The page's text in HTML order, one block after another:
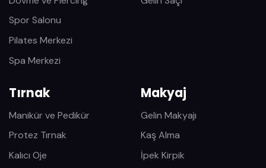
Spor Salonu
Pilates Merkezi
Spa Merkezi
Tırnak
Manikür ve Pedikür
Protez Tırnak
Kalıcı Oje
Makyaj
Gelin Makyajı
Kaş Alma
İpek Kirpik